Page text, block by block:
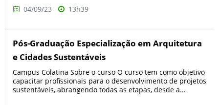
04/09/23 13h39
Pós-Graduação Especialização em Arquitetura
e Cidades Sustentáveis
Campus Colatina Sobre o curso O curso tem como objetivo
capacitar profissionais para o desenvolvimento de projetos
sustentáveis, abrangendo todas as etapas, desde a...